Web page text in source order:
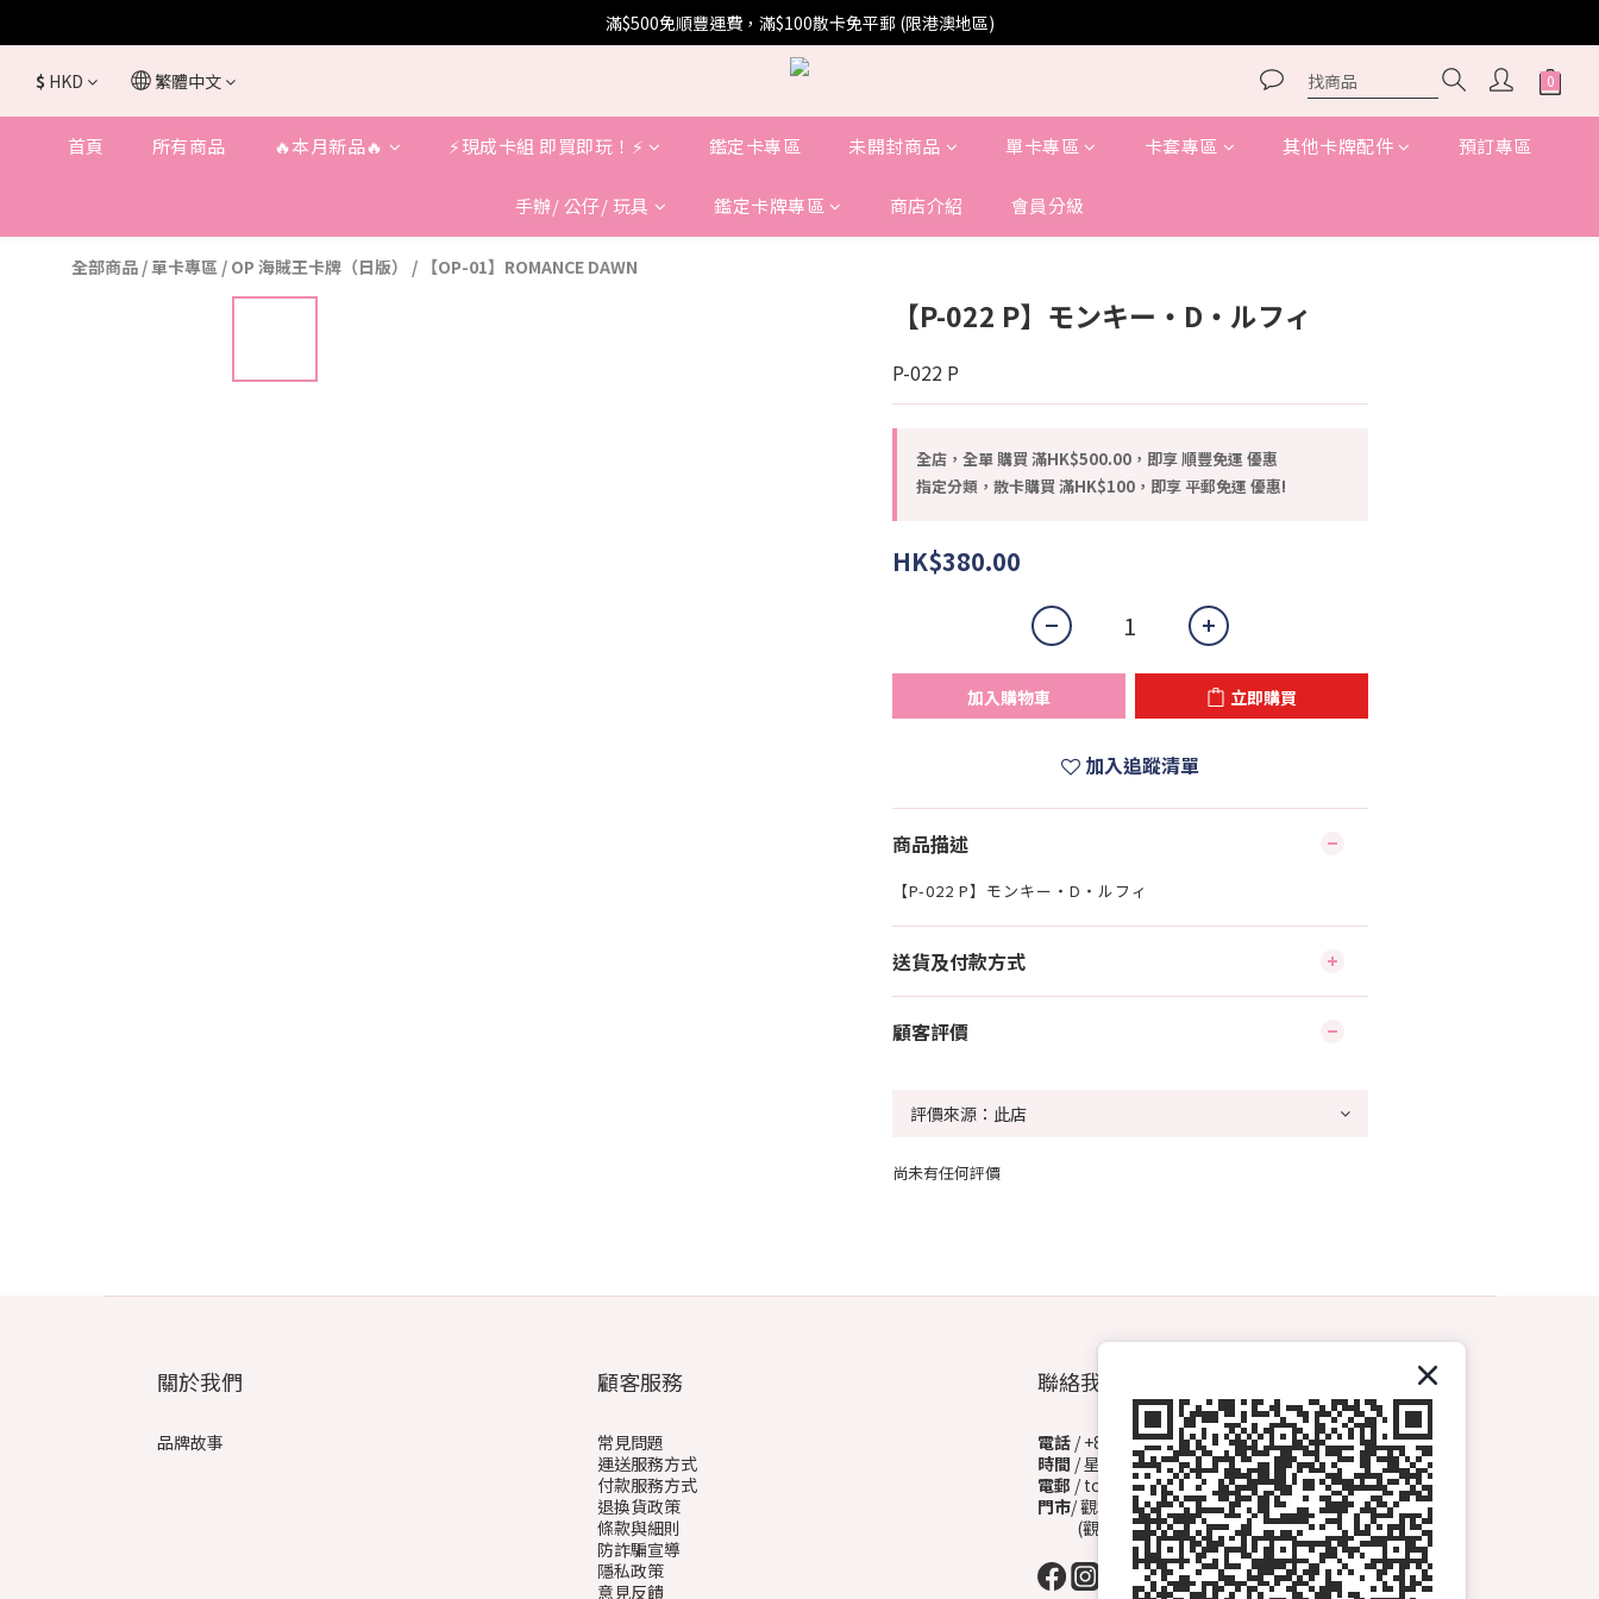
滿$500免順豐運費，滿$100散卡免平郵 (限港澳地區)
$ HKD 繁體中文
首頁 所有商品 🔥本月新品🔥 ⚡️現成卡組 即買即玩！⚡️ 鑑定卡專區 未開封商品 單卡專區 卡套專區 其他卡牌配件 預訂專區
手辦/ 公仔/ 玩具 鑑定卡牌專區 商店介紹 會員分級
全部商品 /單卡專區 / OP 海賊王卡牌（日版） / 【OP-01】ROMANCE DAWN
【P-022 P】モンキー・D・ルフィ
P-022 P
全店，全單 購買 滿HK$500.00，即享 順豐免運 優惠
指定分類，散卡購買 滿HK$100，即享 平郵免運 優惠!
HK$380.00
加入購物車 立即購買
加入追蹤清單
商品描述
【P-022 P】モンキー・D・ルフィ
送貨及付款方式
顧客評價
尚未有任何評價
關於我們
品牌故事
顧客服務
常見問題
運送服務方式
付款服務方式
退換貨政策
條款與細則
防詐騙宣導
隱私政策
意見反饋
聯絡我們
電話 / +852 6572 3153（Whatsapp）
時間 / 星期一至日 13:00-00:00
電郵 / topdrawhkcs@gmail.com
門市/ 觀塘開源道72號溢財中心地下A2舖
(觀塘B1出口, 轉右天橋底)